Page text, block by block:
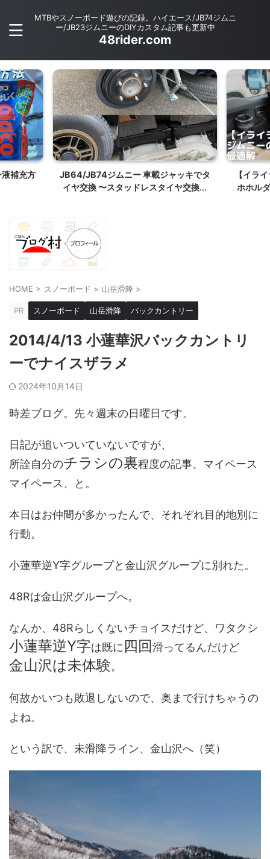
MTBやスノーボード遊びの記録。ハイエース/JB74ジムニ
ー/JB23ジムニーのDIYカスタム記事も更新中
48rider.com
ッキでタ
【イライラしない】JB64/JB74のスマ
ホホルダーのベストポジションはここ
シフ
ピー
HOME > スノーボード > 山岳滑降 >
PR スノーボード 山岳滑降 バックカントリー
2014/4/13 小蓮華沢バックカントリ
ーでナイスザラメ
2024年10月14日
時差ブログ。先々週末の日曜日です。
日記が追いついていないですが、
所詮自分のチラシの裏程度の記事、マイペース
マイペース、と。
本日はお仲間が多かったんで、それぞれ目的地別に
行動。
小蓮華逆Y字グループと金山沢グループに別れた。
48Rは金山沢グループへ。
なんか、48Rらしくないチョイスだけど、ワタクシ
小蓮華逆Y字は既に四回滑ってるんだけど
金山沢は未体験。
何故かいつも敗退しないので、奥まで行けちゃうの
よね。
という訳で、未滑降ライン、金山沢へ（笑）